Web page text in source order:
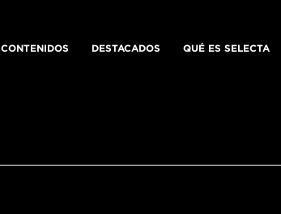
CONTENIDOS DESTACADOS QUÉ ES SELECTA